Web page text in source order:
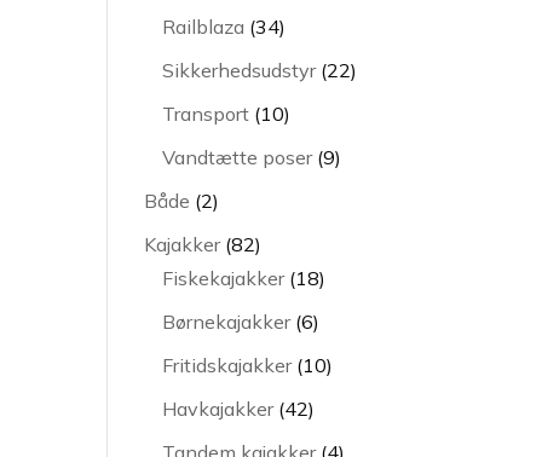
varer
Railblaza 3434
varer
Sikkerhedsudstyr 2222
Transport 1010
varer
Vandtætte poser 99
Både 22
varer
Kajakker 8282
varer
Fiskekajakker 1818
Børnekajakker 66
varer
Fritidskajakker 1010
Havkajakker 4242
varer
Tandem kajakker 44